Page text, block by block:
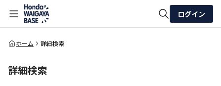
全体検索
ログイン
ホーム 詳細検索
詳細検索